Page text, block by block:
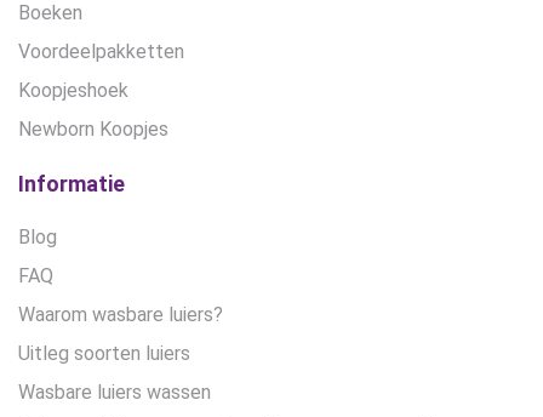
Boeken
Voordeelpakketten
Koopjeshoek
Newborn Koopjes
Informatie
Blog
FAQ
Waarom wasbare luiers?
Uitleg soorten luiers
Wasbare luiers wassen